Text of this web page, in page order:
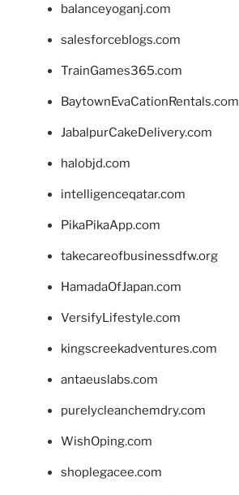
balanceyoganj.com
salesforceblogs.com
TrainGames365.com
BaytownEvaCationRentals.com
JabalpurCakeDelivery.com
halobjd.com
intelligenceqatar.com
PikaPikaApp.com
takecareofbusinessdfw.org
HamadaOfJapan.com
VersifyLifestyle.com
kingscreekadventures.com
antaeuslabs.com
purelycleanchemdry.com
WishOping.com
shoplegacee.com